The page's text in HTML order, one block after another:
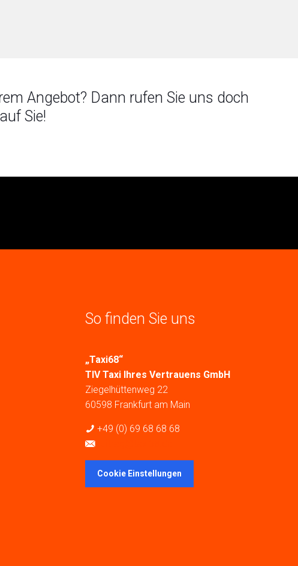
Angebot? Dann rufen Sie uns doch
Sie!
So finden Sie uns
„Taxi68“
TIV Taxi Ihres Vertrauens GmbH
Ziegelhüttenweg 22
60598 Frankfurt am Main
+49 (0) 69 68 68 68
auftrag@taxi68.de
Cookie Einstellungen